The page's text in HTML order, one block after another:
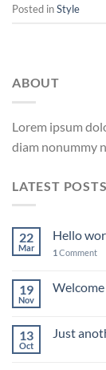
Posted inStyle
ABOUT
Lorem ipsum
diam nonummy
LATEST POSTS
22
Mar
Hello
1 Comment
19
Nov
13
Oct
Just